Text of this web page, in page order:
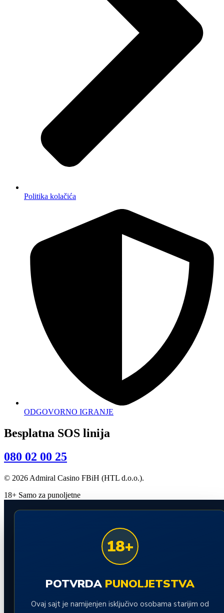
Politika kolačića
ODGOVORNO IGRANJE
Besplatna SOS linija
080 02 00 25
© 2026 Admiral Casino FBiH (HTL d.o.o.).
18+ Samo za punoljetne
18+
POTVRDA PUNOLJETSTVA
Ovaj sajt je namijenjen isključivo osobama starijim od